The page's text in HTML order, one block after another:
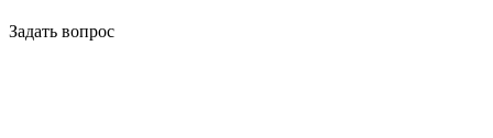
Задать вопрос